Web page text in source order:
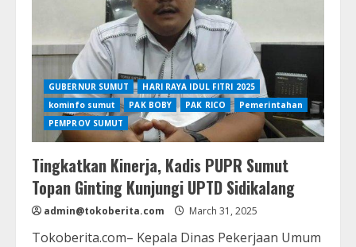
GUBERNUR SUMUT
HARI RAYA IDUL FITRI 2025
kominfo sumut
PAK BOBY PAK RICO
Pemerintahan
PEMPROV SUMUT
Tingkatkan Kinerja, Kadis PUPR Sumut
Topan Ginting Kunjungi UPTD Sidikalang
admin@tokoberita.com March 31, 2025
Tokoberita.com– Kepala Dinas Pekerjaan Umum